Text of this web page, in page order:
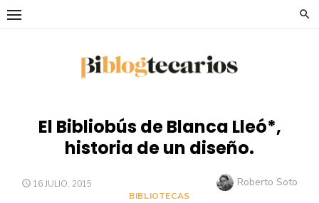
Saltar
El Bibliobús de Blanca Lleó*,
historia de un diseño.
PUBLICADO
16 JULIO, 2015 Autor
Roberto Soto
BIBLIOTECAS